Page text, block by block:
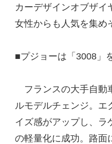
カーデザインオブザイ
女性からも人気を集め
■プジョーは「3008」
フランスの大手自動
ルモデルチェンジ。エ
イズ感がアップし、ラ
の軽量化に成功。路面